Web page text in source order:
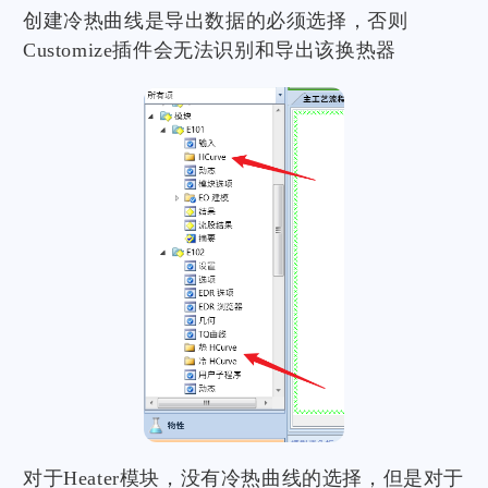
创建冷热曲线是导出数据的必须选择，否则
Customize插件会无法识别和导出该换热器
对于Heater模块，没有冷热曲线的选择，但是对于